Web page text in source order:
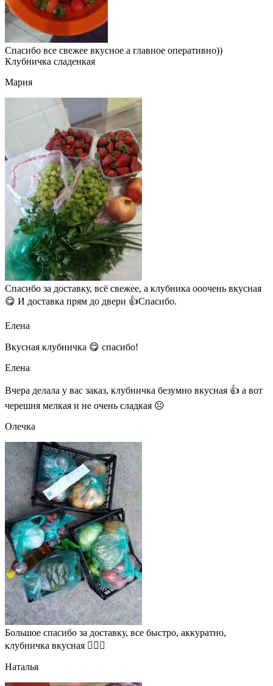
Спасибо все свежее вкусное а главное оперативно))
Клубничка сладенкая
Мария
Спасибо за доставку, всё свежее, а клубника ооочень вкусная
😋 И доставка прям до двери 👍Спасибо.
Елена
Вкусная клубничка 😋 спасибо!
Елена
Вчера делала у вас заказ, клубничка безумно вкусная 👍 а вот
черешня мелкая и не очень сладкая ☹
Олечка
Большое спасибо за доставку, все быстро, аккуратно,
клубничка вкусная 👍🏻🍓
Наталья